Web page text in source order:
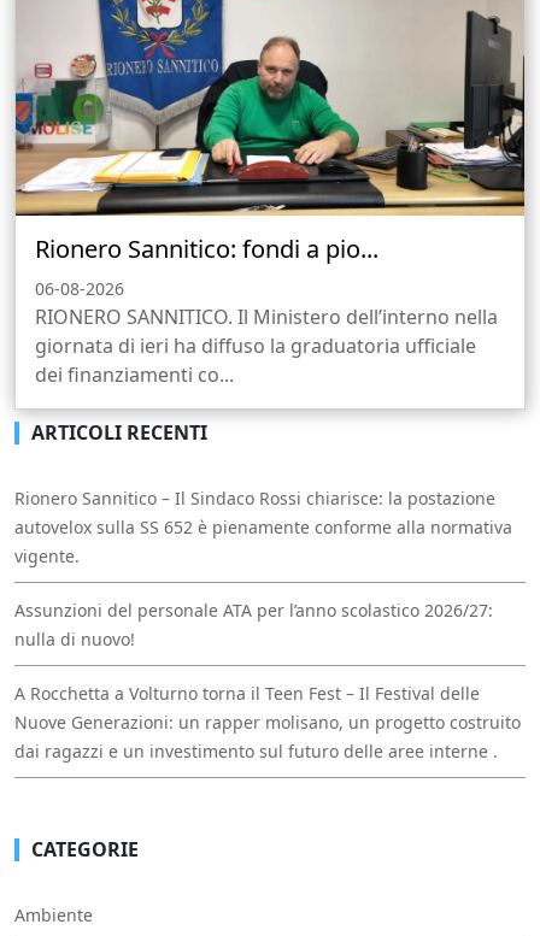
Rionero Sannitico: fondi a pio...
06-08-2026
RIONERO SANNITICO. Il Ministero dell’interno nella
giornata di ieri ha diffuso la graduatoria ufficiale
dei finanziamenti co...
ARTICOLI RECENTI
Rionero Sannitico – Il Sindaco Rossi chiarisce: la postazione
autovelox sulla SS 652 è pienamente conforme alla normativa
vigente.
Assunzioni del personale ATA per l’anno scolastico 2026/27:
nulla di nuovo!
A Rocchetta a Volturno torna il Teen Fest – Il Festival delle
Nuove Generazioni: un rapper molisano, un progetto costruito
dai ragazzi e un investimento sul futuro delle aree interne .
CATEGORIE
Ambiente